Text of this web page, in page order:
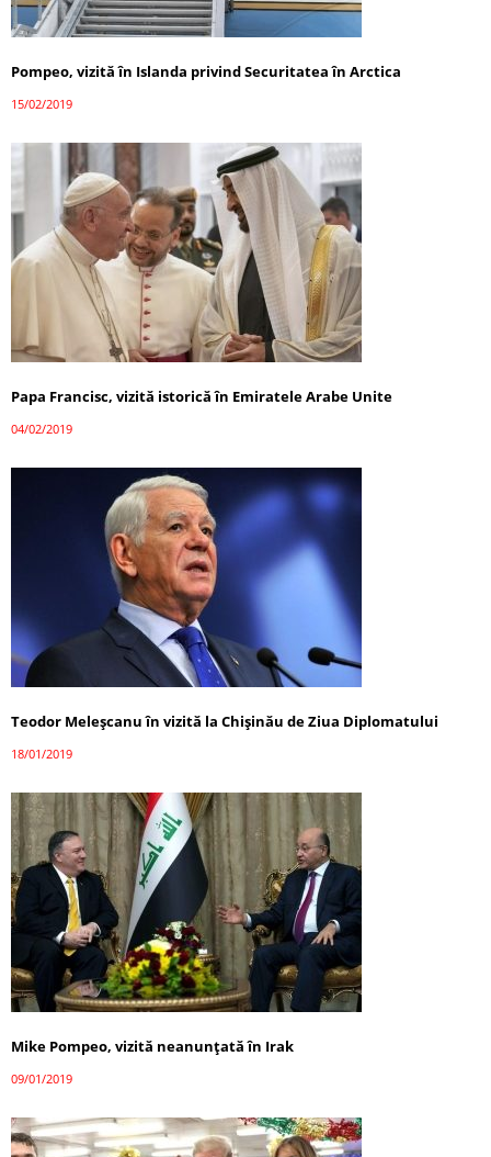
Pompeo, vizită în Islanda privind Securitatea în Arctica
15/02/2019
Papa Francisc, vizită istorică în Emiratele Arabe Unite
04/02/2019
Teodor Meleșcanu în vizită la Chișinău de Ziua Diplomatului
18/01/2019
Mike Pompeo, vizită neanunţată în Irak
09/01/2019